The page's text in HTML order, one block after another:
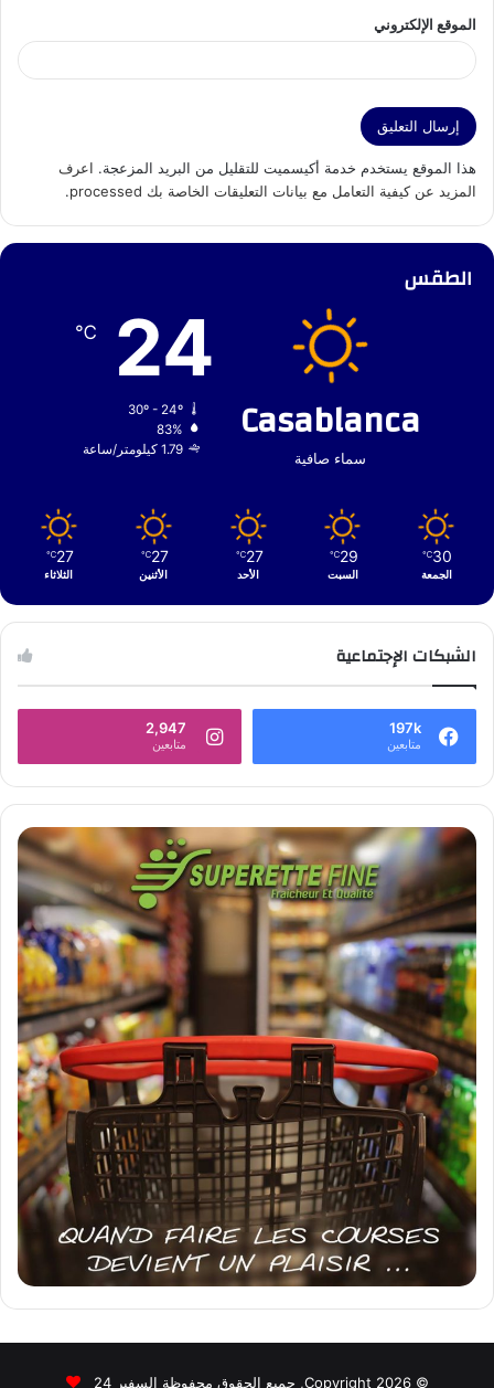
الموقع الإلكتروني
هذا الموقع يستخدم خدمة أكيسميت للتقليل من البريد المزعجة. اعرف
المزيد عن كيفية التعامل مع بيانات التعليقات الخاصة بك processed
.
الطقس
Casablanca
سماء صافية
24
℃
30º - 24º
83%
1.79 كيلومتر/ساعة
30
℃
الجمعة
29
℃
السبت
27
℃
الأحد
27
℃
الأثنين
27
℃
الثلاثاء
الشبكات الإجتماعية
197k
متابعين
2,947
متابعين
© Copyright 2026, جميع الحقوق محفوظة السفير 24